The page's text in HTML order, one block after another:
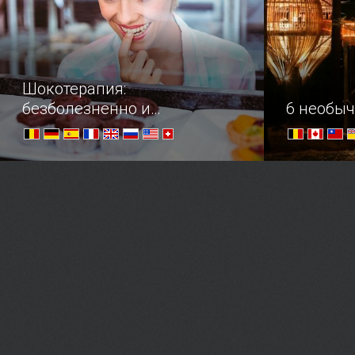
Шокотерапия:
безболезненно и
безгранично вкусно
6